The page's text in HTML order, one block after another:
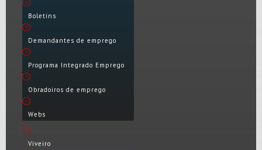
Boletíns
Demandantes de emprego
Programa Integrado Emprego
Obradoiros de emprego
Webs
Viveiro